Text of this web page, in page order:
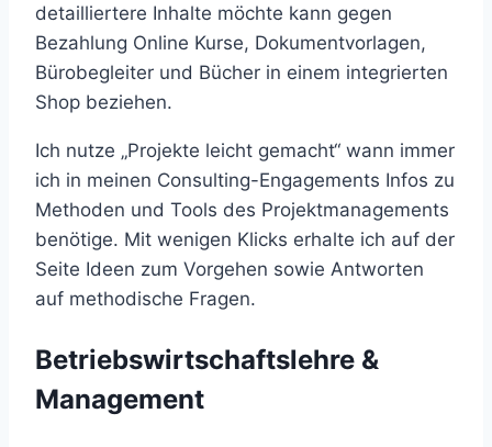
detailliertere Inhalte möchte kann gegen
Bezahlung Online Kurse, Dokumentvorlagen,
Bürobegleiter und Bücher in einem integrierten
Shop beziehen.
Ich nutze „Projekte leicht gemacht“ wann immer
ich in meinen Consulting-Engagements Infos zu
Methoden und Tools des Projektmanagements
benötige. Mit wenigen Klicks erhalte ich auf der
Seite Ideen zum Vorgehen sowie Antworten
auf methodische Fragen.
Betriebswirtschaftslehre &
Management